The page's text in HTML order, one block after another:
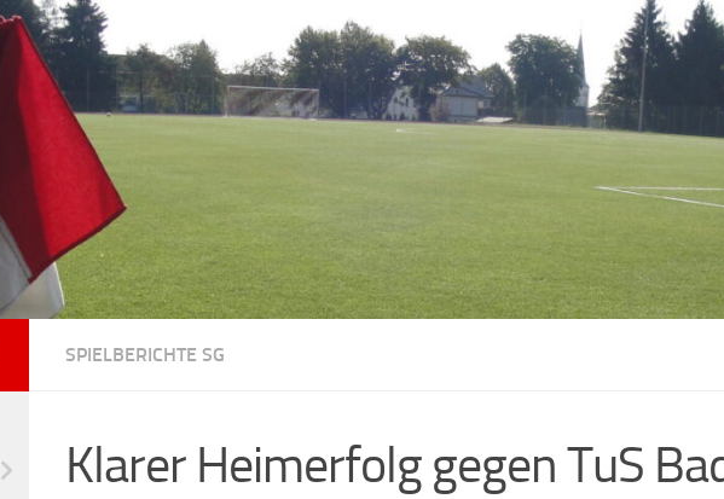
SPIELBERICHTE SG
Klarer Heimerfolg gegen TuS